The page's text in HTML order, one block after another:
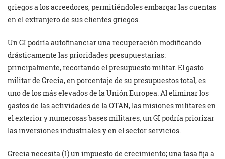
griegos a los acreedores, permitiéndoles embargar las cuentas
en el extranjero de sus clientes griegos.
Un GI podría autofinanciar una recuperación modificando
drásticamente las prioridades presupuestarias:
principalmente, recortando el presupuesto militar. El gasto
militar de Grecia, en porcentaje de su presupuestos total, es
uno de los más elevados de la Unión Europea. Al eliminar los
gastos de las actividades de la OTAN, las misiones militares en
el exterior y numerosas bases militares, un GI podría priorizar
las inversiones industriales y en el sector servicios.
Grecia necesita (1) un impuesto de crecimiento; una tasa fija a